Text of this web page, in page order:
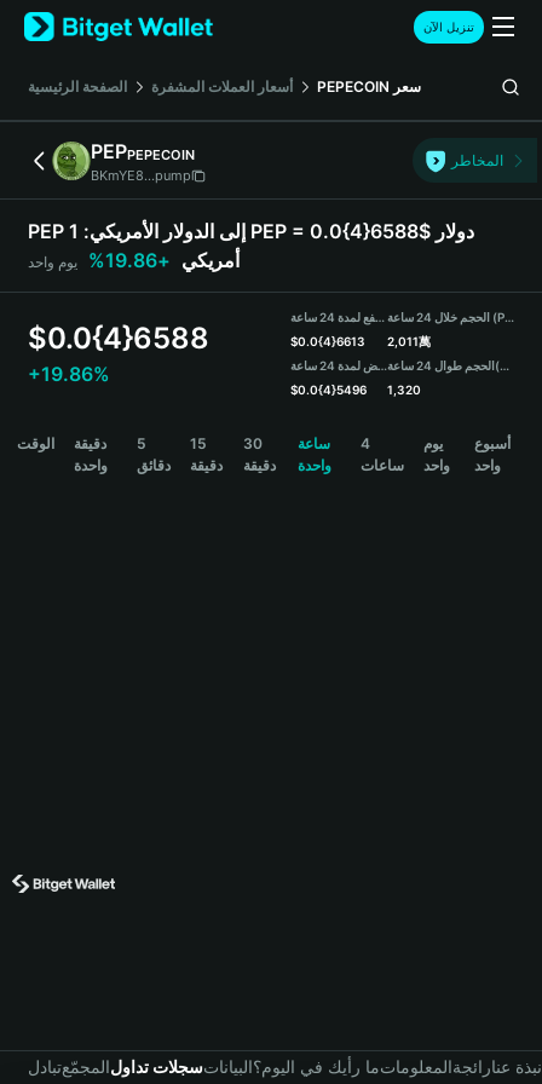
English
日本語
Русский
Español (Latinoamérica)
Türkçe
Deutsch
简体中文
Português (Portugal)
Bahasa Indonesia
বাংলা
تنزيل الآن
الصفحة الرئيسية أسعار العملات المشفرة PEPECOIN سعر
PEPPEPECOIN
BKmYE8...pump
المخاطر
PEP إلى الدولار الأمريكي: 1 PEP = 0.0{4}6588$ دولار
أمريكي +19.86% يوم واحد
$0.0{4}6588
+19.86%
مرتفع لمدة 24 ساعة
$0.0{4}6613
منخفض لمدة 24 ساعة
$0.0{4}5496
الحجم خلال 24 ساعة (PEP)
2,011萬
الحجم طوال 24 ساعة(USDT)
1,320
الوقت
دقيقة
واحدة
5
دقائق
15
دقيقة
30
دقيقة
ساعة
واحدة
4
ساعات
يوم
واحد
أسبوع
واحد
تبادلالمجمّعسجلات تداولالبياناتما رأيك في اليوم؟المعلوماترائجةنبذة عنا